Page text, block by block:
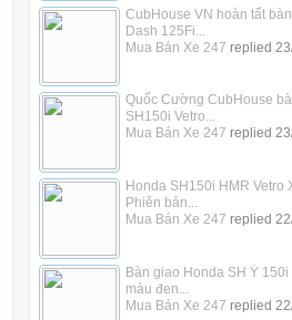
CubHouse VN hoàn tất
Dash 125Fi...
Mua Bán Xe 247 replied
Quốc Cường CubHouse
SH150i Vetro...
Mua Bán Xe 247 replied
Honda SH150i HMR Vetro
Phiên bản...
Mua Bán Xe 247 replied
Bàn giao Honda SH Ý
màu đen...
Mua Bán Xe 247 replied